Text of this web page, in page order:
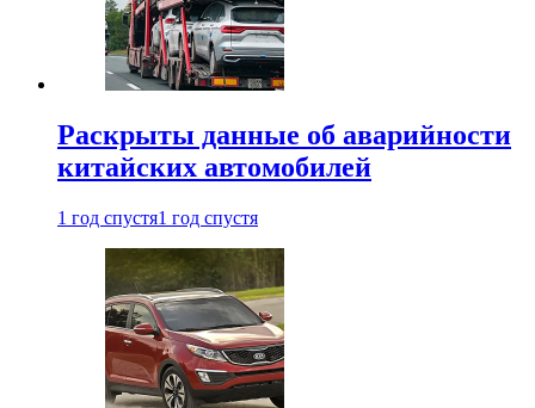
Раскрыты данные об аварийности
китайских автомобилей
1 год спустя1 год спустя